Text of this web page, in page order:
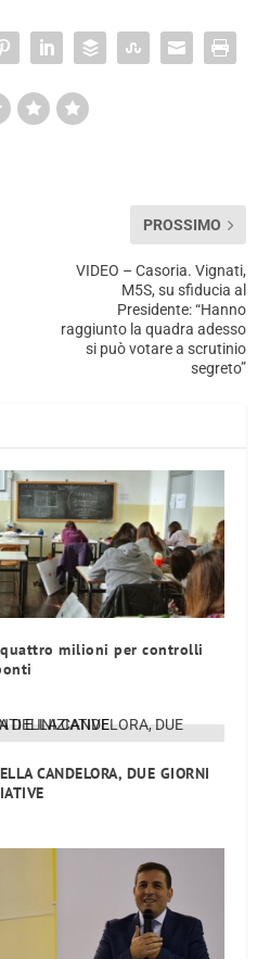
PROSSIMO
VIDEO – Casoria. Vignati,
M5S, su sfiducia al
Presidente: “Hanno
raggiunto la quadra adesso
si può votare a scrutinio
segreto”
milioni per controlli
CANDELORA, DUE GIORNI